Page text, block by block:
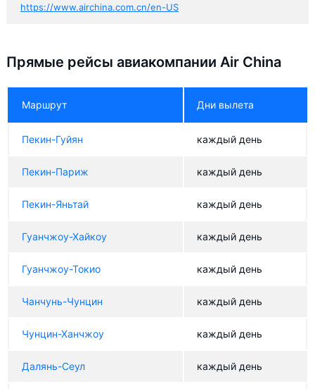
https://www.airchina.com.cn/en-US
Прямые рейсы авиакомпании Air China
Маршрут Дни вылета
Пекин-Гуйян каждый день
Пекин-Париж каждый день
Пекин-Яньтай каждый день
Гуанчжоу-Хайкоу каждый день
Гуанчжоу-Токио каждый день
Чанчунь-Чунцин каждый день
Чунцин-Ханчжоу каждый день
Далянь-Сеул каждый день